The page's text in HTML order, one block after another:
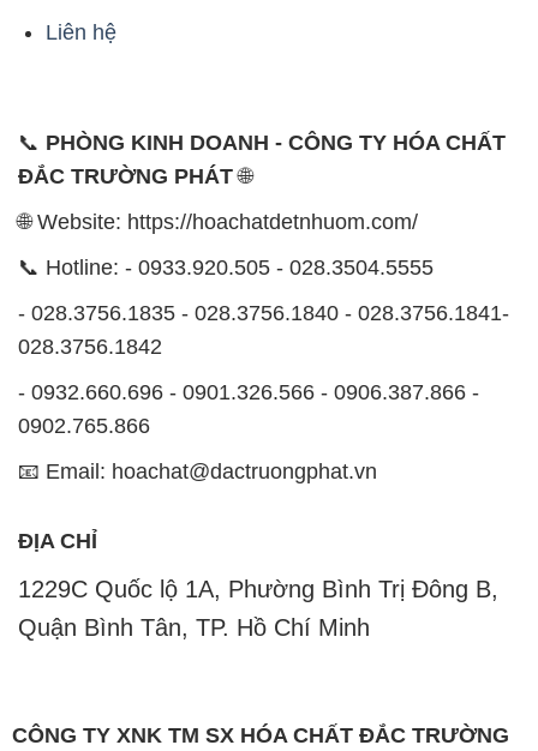
Liên hệ
📞 PHÒNG KINH DOANH - CÔNG TY HÓA CHẤT
ĐẮC TRƯỜNG PHÁT🌐
🌐 Website: https://hoachatdetnhuom.com/
📞 Hotline: - 0933.920.505 - 028.3504.5555
- 028.3756.1835 - 028.3756.1840 - 028.3756.1841-
028.3756.1842
- 0932.660.696 - 0901.326.566 - 0906.387.866 -
0902.765.866
📧 Email: hoachat@dactruongphat.vn
ĐỊA CHỈ
1229C Quốc lộ 1A, Phường Bình Trị Đông B,
Quận Bình Tân, TP. Hồ Chí Minh
CÔNG TY XNK TM SX HÓA CHẤT ĐẮC TRƯỜNG